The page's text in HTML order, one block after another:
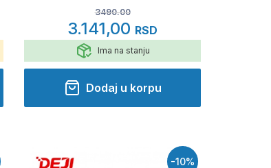
3490.00
3.141,00 RSD
Ima na stanju
Dodaj u korpu
-10%